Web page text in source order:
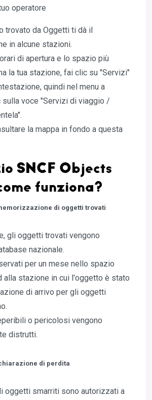
operatore
trovato da Oggetti ti dà il
in alcune stazioni.
di apertura e lo spazio più
la tua stazione, fai clic su "Servizi"
quindi nel menu a
sulla voce "Servizi di viaggio /
la mappa in fondo a questa
SNCF Objects
funziona?
di oggetti trovati
gli oggetti trovati vengono
nazionale.
per un mese nello spazio
alla stazione in cui l'oggetto è stato
di arrivo per gli oggetti
o pericolosi vengono
distrutti.
di perdita
oggetti smarriti sono autorizzati a